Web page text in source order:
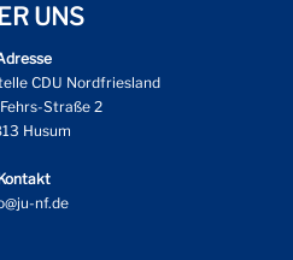
UNS
CDU Nordfriesland
Straße 2
Husum
nf.de